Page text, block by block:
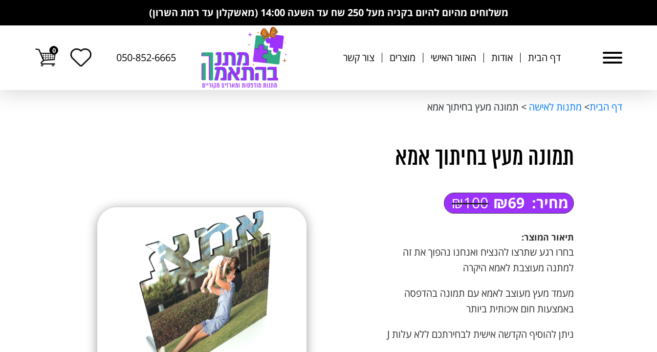
משלוחים מהיום להיום בקניה מעל 250 שח עד השעה 14:00 (מאשקלון עד רמת השרון)
דף הבית אודות האזור האישי מוצרים צור קשר 050-852-6665
0
דף הבית> מתנות לאישה > תמונה מעץ בחיתוך אמא
תמונה מעץ בחיתוך אמא
מחיר: ₪100
המחיר
₪100.
₪69
המחיר
₪69.
תיאור המוצר:
בחרו רגע שתרצו להנציח ואנחנו נהפוך את זה
למתנה מעוצבת לאמא היקרה
מעמד מעץ מעוצב לאמא עם תמונה בהדפסה
באמצעות חום איכותית ביותר
ניתן להוסיף הקדשה אישית לבחירתכם ללא עלות J